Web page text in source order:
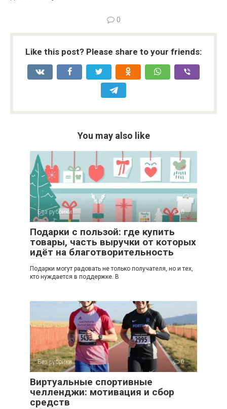
0
Like this post? Please share to your friends:
You may also like
Без рубрики 0
Подарки с пользой: где купить
товары, часть выручки от которых
идёт на благотворительность
Подарки могут радовать не только получателя, но и тех,
кто нуждается в поддержке. В
Без рубрики 0
Виртуальные спортивные
челленджи: мотивация и сбор
средств